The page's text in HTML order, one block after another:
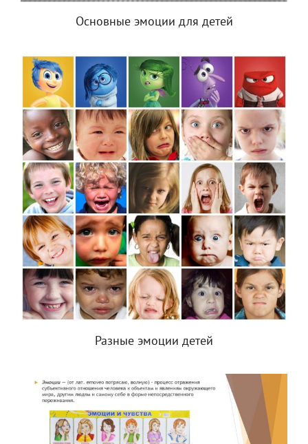
Основные эмоции для детей
Разные эмоции детей